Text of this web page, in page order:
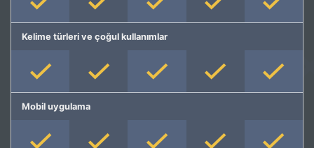
Kelime türleri ve çoğul kullanımlar
Mobil uygulama